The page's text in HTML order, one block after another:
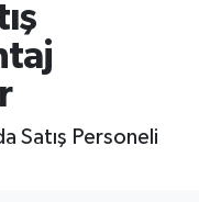
Satış Personeli